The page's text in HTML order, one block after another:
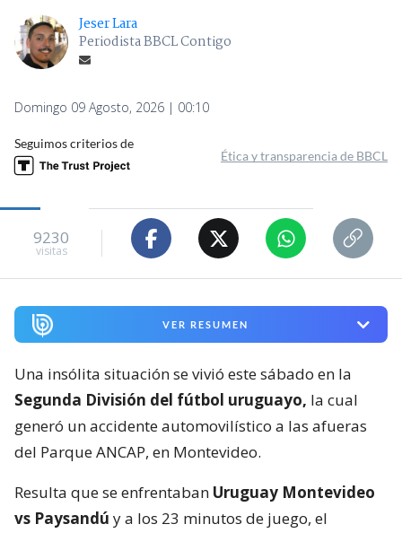
Jeser Lara
Periodista BBCL Contigo
Domingo 09 Agosto, 2026 | 00:10
Seguimos criterios de
Ética y transparencia de BBCL
9230
visitas
VER RESUMEN
Una insólita situación se vivió este sábado en la
Segunda División del fútbol uruguayo, la cual
generó un accidente automovilístico a las afueras
del Parque ANCAP, en Montevideo.
Resulta que se enfrentaban Uruguay Montevideo
vs Paysandú y a los 23 minutos de juego, el